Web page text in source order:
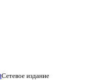
Сетевое издание